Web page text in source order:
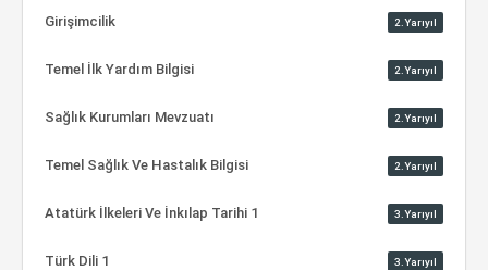
Girişimcilik 2.Yarıyıl
Temel İlk Yardım Bilgisi 2.Yarıyıl
Sağlık Kurumları Mevzuatı 2.Yarıyıl
Temel Sağlık Ve Hastalık Bilgisi 2.Yarıyıl
Atatürk İlkeleri Ve İnkılap Tarihi 1 3.Yarıyıl
Türk Dili 1 3.Yarıyıl